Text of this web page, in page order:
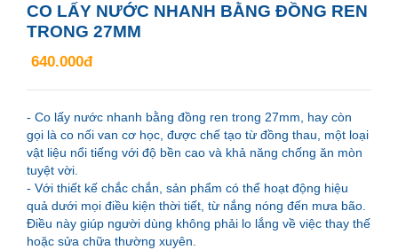
CO LẤY NƯỚC NHANH BẰNG ĐỒNG REN
TRONG 27MM
640.000đ
- Co lấy nước nhanh bằng đồng ren trong 27mm, hay còn
gọi là co nối van cơ học, được chế tạo từ đồng thau, một loại
vật liệu nổi tiếng với độ bền cao và khả năng chống ăn mòn
tuyệt vời.
- Với thiết kế chắc chắn, sản phẩm có thể hoạt động hiệu
quả dưới mọi điều kiện thời tiết, từ nắng nóng đến mưa bão.
Điều này giúp người dùng không phải lo lắng về việc thay thế
hoặc sửa chữa thường xuyên.